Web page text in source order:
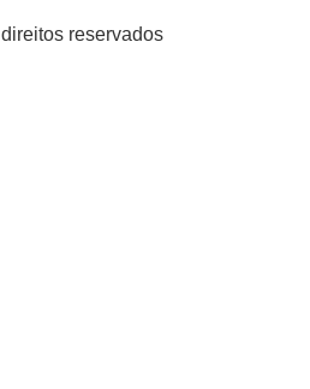
reservados